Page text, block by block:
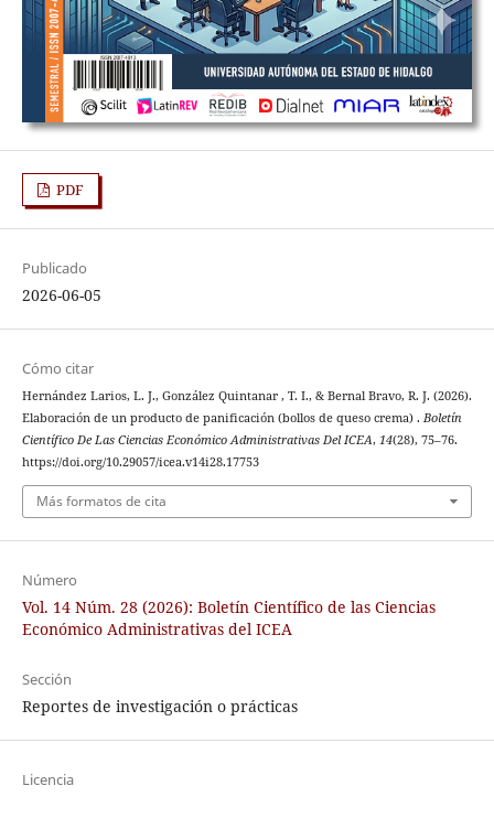
PDF
Publicado
2026-06-05
Cómo citar
Hernández Larios, L. J., González Quintanar , T. I., & Bernal Bravo, R. J. (2026).
Elaboración de un producto de panificación (bollos de queso crema) . Boletín
Científico De Las Ciencias Económico Administrativas Del ICEA, 14(28), 75–76.
https://doi.org/10.29057/icea.v14i28.17753
Más formatos de cita
Número
Vol. 14 Núm. 28 (2026): Boletín Científico de las Ciencias
Económico Administrativas del ICEA
Sección
Reportes de investigación o prácticas
Licencia